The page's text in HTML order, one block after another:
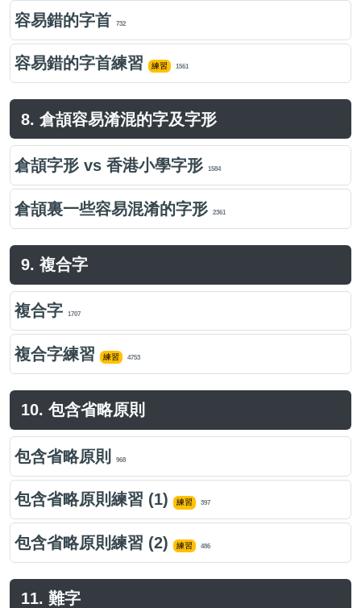
容易錯的字首 732
容易錯的字首練習 練習 1561
8. 倉頡容易淆混的字及字形
倉頡字形 vs 香港小學字形 1584
倉頡裏一些容易混淆的字形 2361
9. 複合字
複合字 1707
複合字練習 練習 4753
10. 包含省略原則
包含省略原則 968
包含省略原則練習 (1) 練習 397
包含省略原則練習 (2) 練習 486
11. 難字